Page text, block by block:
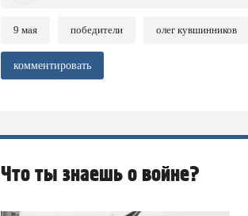
9 мая победители олег кувшинников
комментировать
Что ты знаешь о войне?